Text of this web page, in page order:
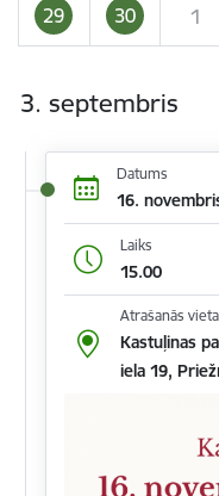
29 30 1
3. septembris
Datums
16.
Laiks
15.00
Atrašanās vieta
Kastuļinas
iela 19,